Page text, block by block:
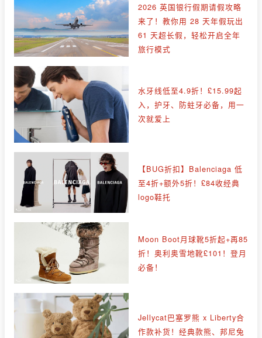
2026 英国银行假期请假攻略
来了！教你用 28 天年假玩出
61 天超长假，轻松开启全年
旅行模式
水牙线低至4.9折！£15.99起
入，护牙、防蛀牙必备，用一
次就爱上
【BUG折扣】Balenciaga 低
至4折+额外5折！£84收经典
logo鞋托
Moon Boot月球靴5折起+再85
折！奥利奥雪地靴£101！登月
必备！
Jellycat巴塞罗熊 x Liberty合
作款补货！经典款熊、邦尼兔